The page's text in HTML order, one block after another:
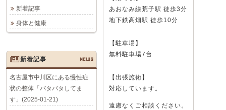
あおなみ線荒子駅 徒歩3分
地下鉄高畑駅 徒歩10分
【駐車場】
無料駐車場7台
【出張施術】
対応しています。
遠慮なくご相談ください。
新着記事
身体と健康
新着記事 NEWS
名古屋市中川区にある慢性症
状の整体「バタバタしてま
す」(2025-01-21)